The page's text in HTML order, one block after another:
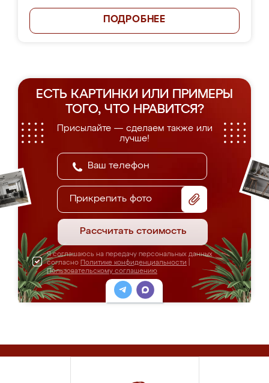
ПОДРОБНЕЕ
ЕСТЬ КАРТИНКИ ИЛИ ПРИМЕРЫ
ТОГО, ЧТО НРАВИТСЯ?
Присылайте — сделаем также или
лучше!
Прикрепить фото
Рассчитать стоимость
Я соглашаюсь на передачу персональных данных
согласно Политике конфиденциальности
Пользовательскому соглашению